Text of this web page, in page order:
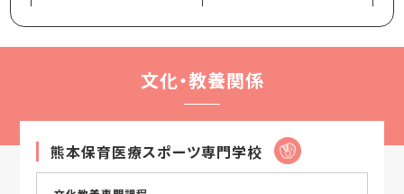
文化・教養関係
熊本保育医療スポーツ専門学校